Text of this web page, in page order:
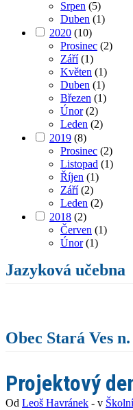
Srpen (5)
Duben (1)
2020 (10)
Prosinec (2)
Září(1)
Květen (1)
Duben (1)
Březen (1)
Únor(2)
Leden (2)
2019 (8)
Prosinec (2)
Listopad (1)
Říjen (1)
Září(2)
Leden (2)
2018 (2)
Červen (1)
Únor(1)
Jazyková učebna
Obec Stará Ves
Projektový
Od Leoš Havránek - v